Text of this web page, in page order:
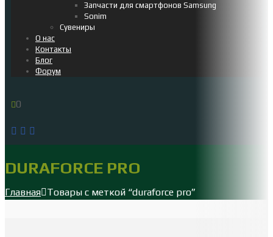
Запчасти для смартфонов Samsung
Sonim
Сувениры
О нас
Контакты
Блог
Форум
0
DURAFORCE PRO
Главная Товары с меткой “duraforce pro”